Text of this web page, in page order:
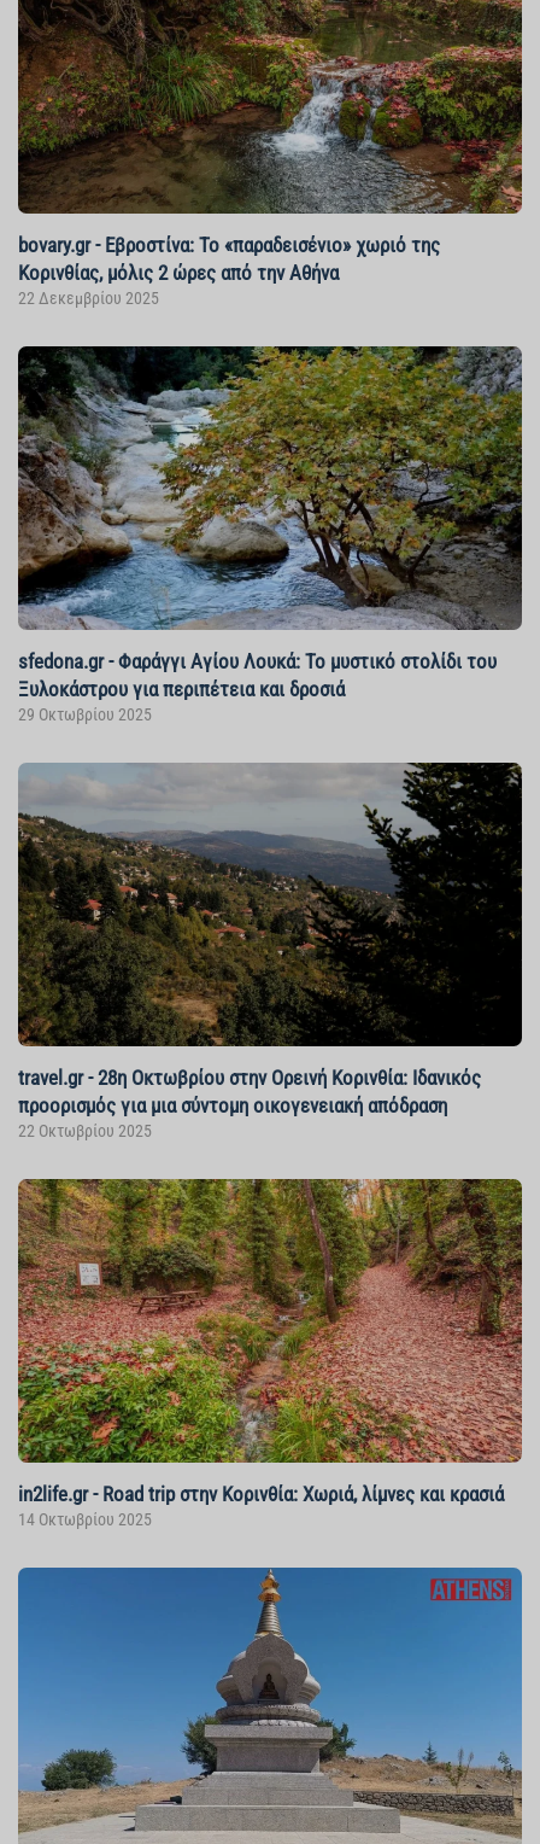
bovary.gr - Εβροστίνα: Το «παραδεισένιο» χωριό της
Κορινθίας, μόλις 2 ώρες από την Αθήνα
22 Δεκεμβρίου 2025
sfedona.gr - Φαράγγι Αγίου Λουκά: Το μυστικό στολίδι του
Ξυλοκάστρου για περιπέτεια και δροσιά
29 Οκτωβρίου 2025
travel.gr - 28η Οκτωβρίου στην Ορεινή Κορινθία: Ιδανικός
προορισμός για μια σύντομη οικογενειακή απόδραση
22 Οκτωβρίου 2025
in2life.gr - Road trip στην Κορινθία: Χωριά, λίμνες και κρασιά
14 Οκτωβρίου 2025